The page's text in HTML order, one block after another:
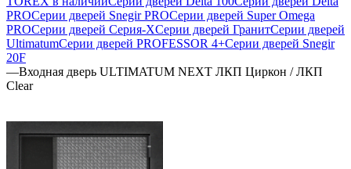
PROСерии дверей Snegir PROСерии дверей Super Omega
PROСерии дверей Серия-XСерии дверей ГранитСерии дверей
UltimatumСерии дверей PROFESSOR 4+Серии дверей Snegir
20F
—Входная дверь ULTIMATUM NEXT ЛКП Циркон / ЛКП
Clear